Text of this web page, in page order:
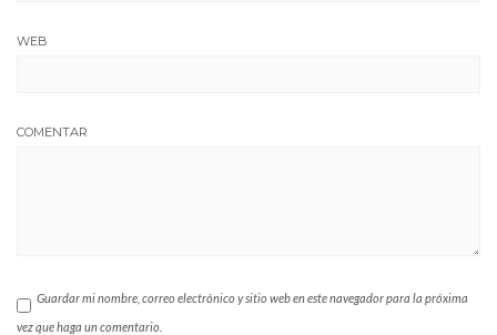
WEB
COMENTAR
Guardar mi nombre, correo electrónico y sitio web en este navegador para la próxima
vez que haga un comentario.